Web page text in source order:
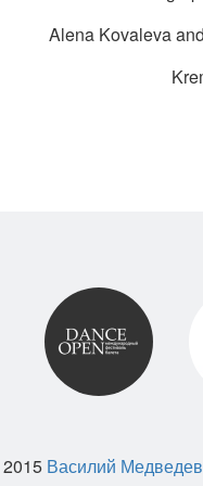
Alena Kovaleva
Василий Медведев